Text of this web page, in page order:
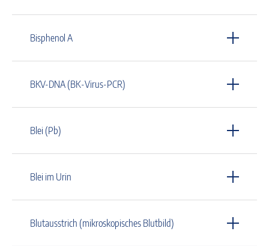
Bisphenol A
BKV-DNA (BK-Virus-PCR)
Blei (Pb)
Blei im Urin
Blutausstrich (mikroskopisches Blutbild)